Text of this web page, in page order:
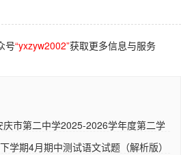
号“yxzyw2002”获取更多信息与服务
市第二中学2025-2026学年度第二学
学期4月期中测试语文试题（解析版）